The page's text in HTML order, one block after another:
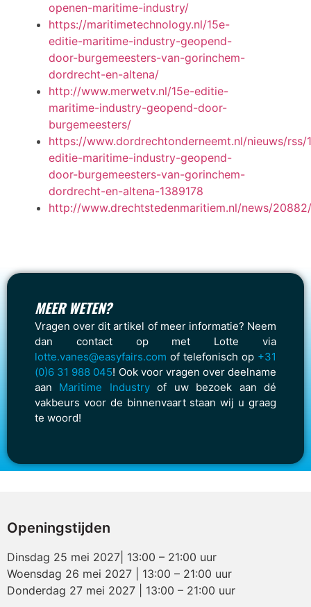
openen-maritime-industry/
https://maritimetechnology.nl/15e-
editie-maritime-industry-geopend-
door-burgemeesters-van-gorinchem-
dordrecht-en-altena/
http://www.merwetv.nl/15e-editie-
maritime-industry-geopend-door-
burgemeesters/
https://www.dordrechtonderneemt.nl/nieuws/rss/
editie-maritime-industry-geopend-
door-burgemeesters-van-gorinchem-
dordrecht-en-altena-1389178
http://www.drechtstedenmaritiem.nl/news/20882/
MEER WETEN?
Vragen over dit artikel of meer informatie? Neem
dan contact op met Lotte via
lotte.vanes@easyfairs.com of telefonisch op +31
(0)6 31 988 045! Ook voor vragen over deelname
aan Maritime Industryof uw bezoek aan dé
vakbeurs voor de binnenvaart staan wij u graag
te woord!
Openingstijden
Dinsdag 25 mei 2027| 13:00 – 21:00 uur
Woensdag 26 mei 2027 | 13:00 – 21:00 uur
Donderdag 27 mei 2027 | 13:00 – 21:00 uur